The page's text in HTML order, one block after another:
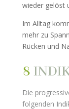
wieder gelöst
Im Alltag
mehr zu
Rücken und
8
Die
folgenden